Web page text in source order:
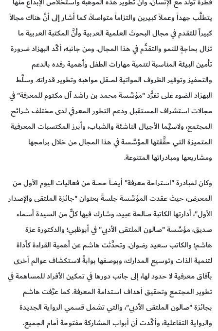
يتطلَّب جهداً وعملاً كبيرين والتزاماً متواصلاً، كما أشار إلى أنَّ هناك مجالاً
كبيراً للتقدم في مجال البحوث العلمية العربية وأنَّ المكتبة العربية ما
تزال بحاجةٍ للنمو والتقدُّم في هذا المجال. ومن جانبه، أكَّد البهزاد ضرورة
تأمين البيئة المناسبة لتنمية مهارات الطفل وأهمية رفده بالدعم
والتحفيز وتوفير الظروف المواتية لصقل مواهبه وتطوير قدراته. وسلَّط
البهزاد الضوء على تفرُّد "مؤسَّسة محمد بن راشد آل مكتوم للمعرفة" في
مجالات استشراف المستقبل ودعم التطور المعرفي لدى مختلف شرائح
المجتمع، ولاسيَّما الأجيال الناشئة والشباب، وأبرز المكتسبات المعرفية
المتميزة التي حقَّقتها المؤسَّسة في هذا المجال من خلال برامجها
ومشاريعها ومبادراتها المتنوعة.
وكان لمبادرة "استراحة معرفة" أيضاً حصة من فعاليات اليوم الأول من
المعرض، حيث عقدت المؤسَّسة جلسةً بعنوان "جائزة الملتقى والإصدار
الأول"، أدارتها الكاتبة صالحة عبيد، وشارك فيها كلٌّ من السيدة أسماء
صديق، مؤسِّسة "صالون الملتقى الأدبي" في أبوظبي؛ والدكتورة عزة
هاشم؛ والكاتب سعيد رضوان. وتحدَّثت هاشم عن أهمية القراءة كأداة
لتنمية الذات وتوسيع المدارك، وبوصفها بوابةً لاستكشاف عوالم أخرى
بآفاق معرفية لا حدود لها، إلى جانب دورها في تمكين الأفراد للمساهمة في
تطوير المجتمع وتحقيق أهداف استدامة المعرفة. كما عرَّفت هاشم
بجائزة "صالون الملتقى الأدبي"، والتي تشمل قسمي الرواية الجديدة
والرواية التفاعلية، وأكَّدت أن أبواب المشاركة مفتوحة أمام الجميع.